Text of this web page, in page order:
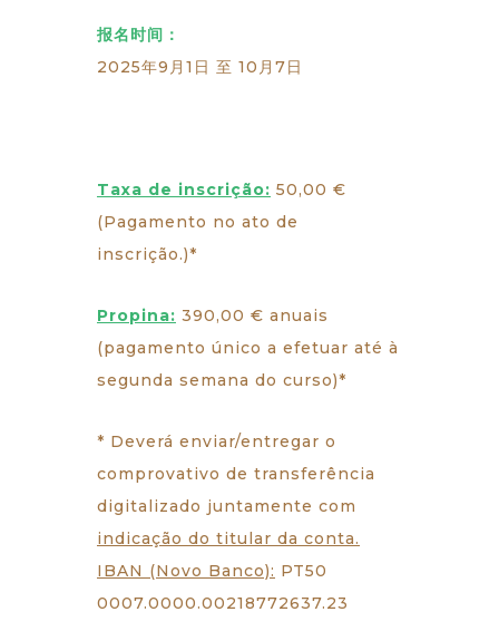
报名时间：
2025年9月1日 至 10月7日
Taxa de inscrição: 50,00 €
(Pagamento no ato de
inscrição.)*
Propina: 390,00 € anuais
(pagamento único a efetuar até à
segunda semana do curso)*
* Deverá enviar/entregar o
comprovativo de transferência
digitalizado juntamente com
indicação do titular da conta.
IBAN (Novo Banco): PT50
0007.0000.00218772637.23